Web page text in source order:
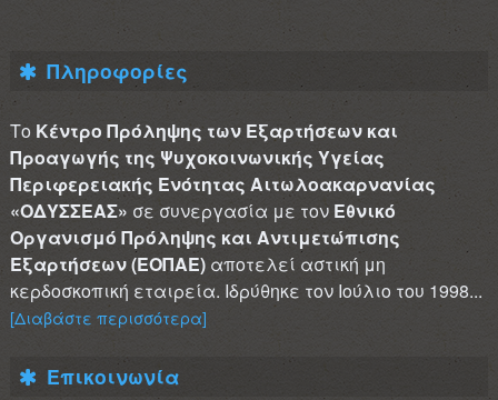
Πληροφορίες
Το Κέντρο Πρόληψης των Εξαρτήσεων και
Προαγωγής της Ψυχοκοινωνικής Υγείας
Περιφερειακής Ενότητας Αιτωλοακαρνανίας
«ΟΔΥΣΣΕΑΣ» σε συνεργασία με τον Εθνικό
Οργανισμό Πρόληψης και Αντιμετώπισης
Εξαρτήσεων (ΕΟΠΑΕ)αποτελεί αστική μη
κερδοσκοπική εταιρεία. Ιδρύθηκε τον Ιούλιο του 1998...
[Διαβάστε περισσότερα]
Επικοινωνία